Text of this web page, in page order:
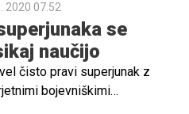
2020 07.52
se
naučijo
čisto pravi superjunak z
bojevniškimi